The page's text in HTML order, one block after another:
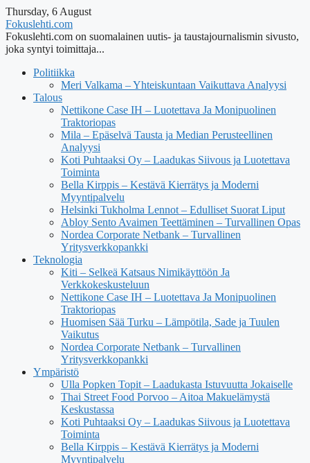
Thursday, 6 August
Fokuslehti.com
Fokuslehti.com on suomalainen uutis- ja taustajournalismin sivusto,
joka syntyi toimittaja...
Politiikka
Meri Valkama – Yhteiskuntaan Vaikuttava Analyysi
Talous
Nettikone Case IH – Luotettava Ja Monipuolinen
Traktoriopas
Mila – Epäselvä Tausta ja Median Perusteellinen
Analyysi
Koti Puhtaaksi Oy – Laadukas Siivous ja Luotettava
Toiminta
Bella Kirppis – Kestävä Kierrätys ja Moderni
Myyntipalvelu
Helsinki Tukholma Lennot – Edulliset Suorat Liput
Abloy Sento Avaimen Teettäminen – Turvallinen Opas
Nordea Corporate Netbank – Turvallinen
Yritysverkkopankki
Teknologia
Kiti – Selkeä Katsaus Nimikäyttöön Ja
Verkkokeskusteluun
Nettikone Case IH – Luotettava Ja Monipuolinen
Traktoriopas
Huomisen Sää Turku – Lämpötila, Sade ja Tuulen
Vaikutus
Nordea Corporate Netbank – Turvallinen
Yritysverkkopankki
Ympäristö
Ulla Popken Topit – Laadukasta Istuvuutta Jokaiselle
Thai Street Food Porvoo – Aitoa Makuelämystä
Keskustassa
Koti Puhtaaksi Oy – Laadukas Siivous ja Luotettava
Toiminta
Bella Kirppis – Kestävä Kierrätys ja Moderni
Myyntipalvelu